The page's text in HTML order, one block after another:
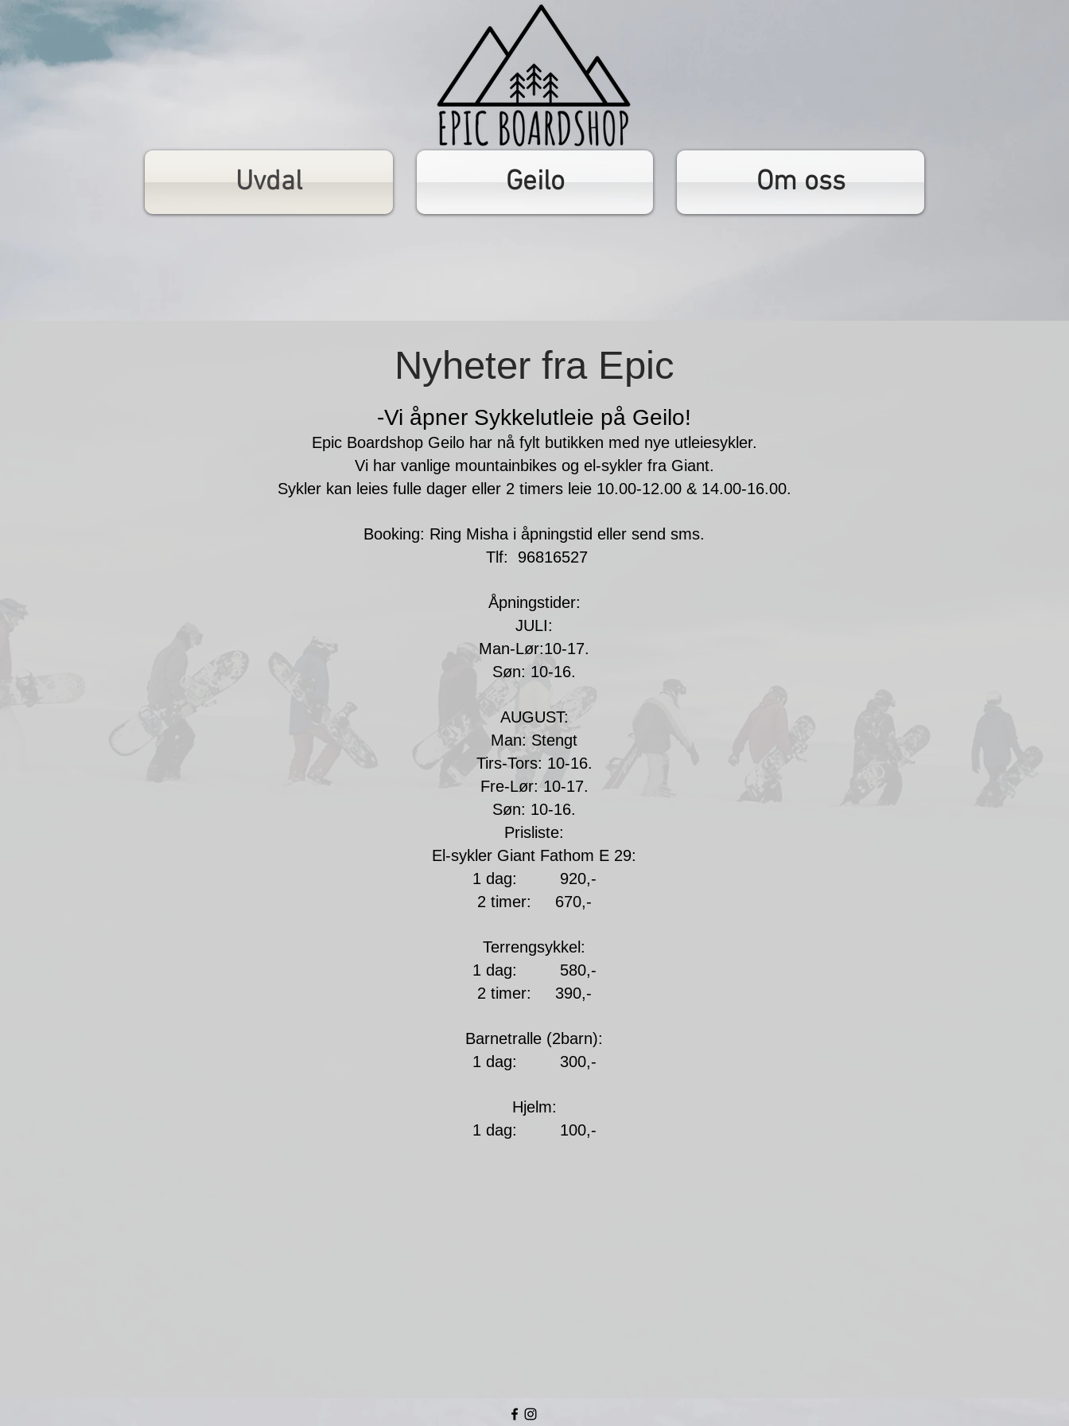
Uvdal Geilo Om oss
Nyheter fra Epic
-Vi åpner Sykkelutleie på Geilo!
Epic Boardshop Geilo har nå fylt butikken med nye utleiesykler.
Vi har vanlige mountainbikes og el-sykler fra Giant.
Sykler kan leies fulle dager eller 2 timers leie 10.00-12.00 & 14.00-16.00.
Booking: Ring Misha i åpningstid eller send sms.
Tlf: 96816527
Åpningstider:
JULI:
Man-Lør:10-17.
Søn: 10-16.
AUGUST:
Man: Stengt
Tirs-Tors: 10-16.
Fre-Lør: 10-17.
Søn: 10-16.
Prisliste:
El-sykler Giant Fathom E 29:
1 dag: 920,-
2 timer: 670,-
Terrengsykkel:
1 dag: 580,-
2 timer: 390,-
Barnetralle (2barn):
1 dag: 300,-
Hjelm:
1 dag: 100,-